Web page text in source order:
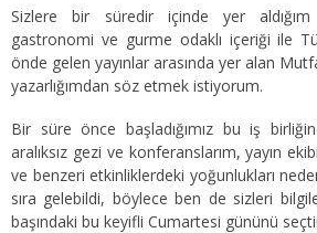
Sizlere bir süredir içinde yer
gastronomi ve gurme odaklı içeriği ile
önde gelen yayınlar arasında yer alan
yazarlığımdan söz etmek istiyorum.
Bir süre önce başladığımız bu iş
aralıksız gezi ve konferanslarım, yayın
ve benzeri etkinliklerdeki yoğunlukları
sıra gelebildi, böylece ben de sizleri
başındaki bu keyifli Cumartesi gününü